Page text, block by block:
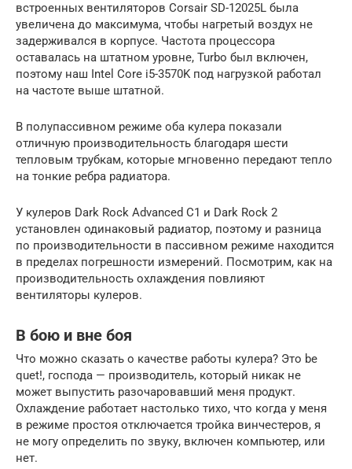
встроенных вентиляторов Corsair SD-12025L была
увеличена до максимума, чтобы нагретый воздух не
задерживался в корпусе. Частота процессора
оставалась на штатном уровне, Turbo был включен,
поэтому наш Intel Core i5-3570K под нагрузкой работал
на частоте выше штатной.
В полупассивном режиме оба кулера показали
отличную производительность благодаря шести
тепловым трубкам, которые мгновенно передают тепло
на тонкие ребра радиатора.
У кулеров Dark Rock Advanced C1 и Dark Rock 2
установлен одинаковый радиатор, поэтому и разница
по производительности в пассивном режиме находится
в пределах погрешности измерений. Посмотрим, как на
производительность охлаждения повлияют
вентиляторы кулеров.
В бою и вне боя
Что можно сказать о качестве работы кулера? Это be
quet!, господа — производитель, который никак не
может выпустить разочаровавший меня продукт.
Охлаждение работает настолько тихо, что когда у меня
в режиме простоя отключается тройка винчестеров, я
не могу определить по звуку, включен компьютер, или
нет.